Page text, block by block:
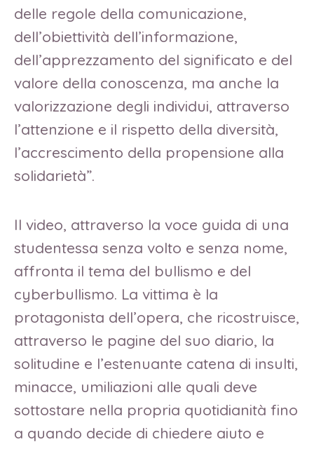
delle regole della comunicazione,
dell’obiettività dell’informazione,
dell’apprezzamento del significato e del
valore della conoscenza, ma anche la
valorizzazione degli individui, attraverso
l’attenzione e il rispetto della diversità,
l’accrescimento della propensione alla
solidarietà”.
Il video, attraverso la voce guida di una
studentessa senza volto e senza nome,
affronta il tema del bullismo e del
cyberbullismo. La vittima è la
protagonista dell’opera, che ricostruisce,
attraverso le pagine del suo diario, la
solitudine e l’estenuante catena di insulti,
minacce, umiliazioni alle quali deve
sottostare nella propria quotidianità fino
a quando decide di chiedere aiuto e